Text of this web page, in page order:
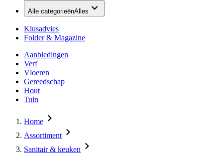
Alle categorieënAlles
Klusadvies
Folder & Magazine
Aanbiedingen
Verf
Vloeren
Gereedschap
Hout
Tuin
Home
Assortiment
Sanitair & keuken